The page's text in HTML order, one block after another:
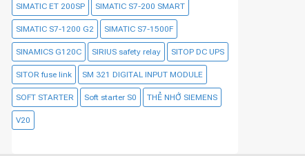
SIMATIC ET 200SP SIMATIC S7-200 SMART
SIMATIC S7-1200 G2 SIMATIC S7-1500F
SINAMICS G120C SIRIUS safety relay SITOP DC UPS
SITOR fuse link SM 321 DIGITAL INPUT MODULE
SOFT STARTER Soft starter S0 THẺ NHỚ SIEMENS
V20